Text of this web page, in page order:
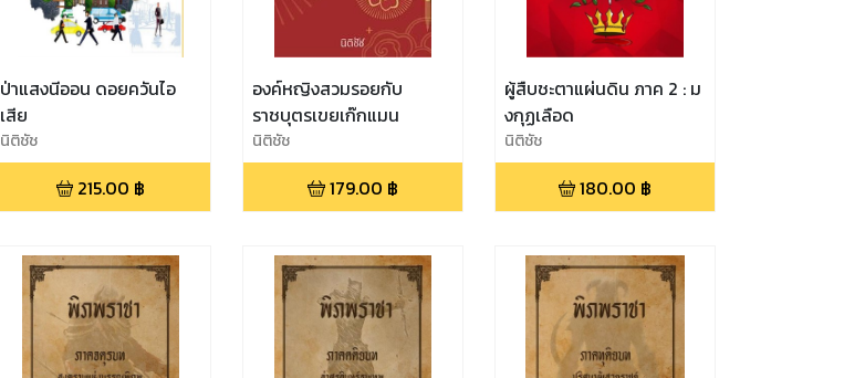
ป่าแสงนีออน ดอยควันไอ
เสีย
นิติชัช
215.00 ฿
องค์หญิงสวมรอยกับ
ราชบุตรเขยเก๊กแมน
นิติชัช
179.00 ฿
ผู้สืบชะตาแผ่นดิน ภาค 2 : ม
งกุฏเลือด
นิติชัช
180.00 ฿